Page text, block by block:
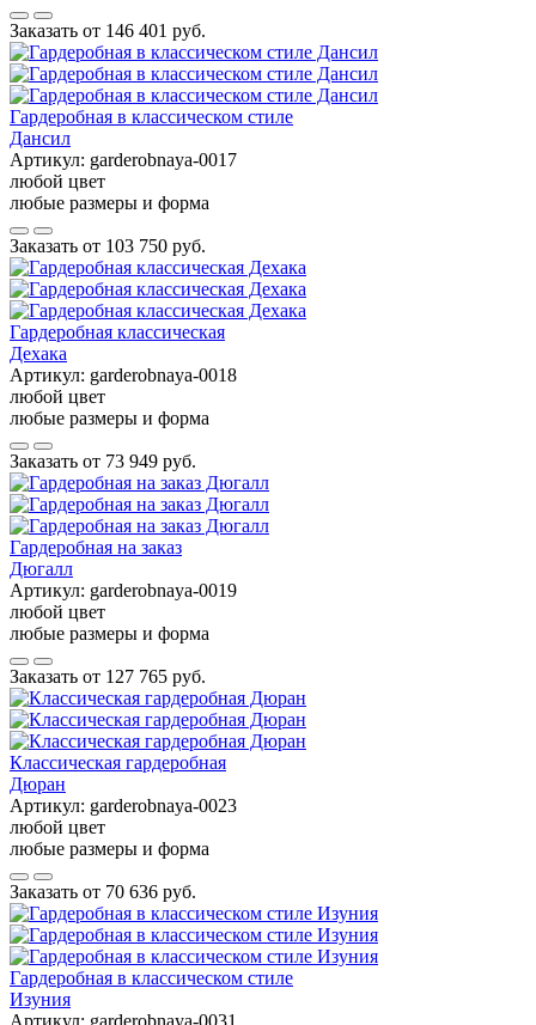
Заказать от 146 401 руб.
Гардеробная в классическом стиле
Дансил
Артикул: garderobnaya-0017
любой цвет
любые размеры и форма
Заказать от 103 750 руб.
Гардеробная классическая
Дехака
Артикул: garderobnaya-0018
любой цвет
любые размеры и форма
Заказать от 73 949 руб.
Гардеробная на заказ
Дюгалл
Артикул: garderobnaya-0019
любой цвет
любые размеры и форма
Заказать от 127 765 руб.
Классическая гардеробная
Дюран
Артикул: garderobnaya-0023
любой цвет
любые размеры и форма
Заказать от 70 636 руб.
Гардеробная в классическом стиле
Изуния